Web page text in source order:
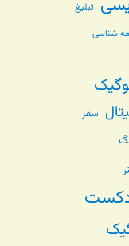
تبلیغ
شناسی
سفر